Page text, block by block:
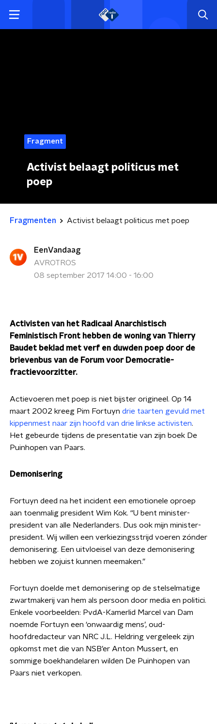
Fragment
Activist belaagt politicus met
poep
Fragmenten Activist belaagt politicus met poep
EenVandaag
AVROTROS
08 september 2017 14:00 - 16:00
Activisten van het Radicaal Anarchistisch
Feministisch Front hebben de woning van Thierry
Baudet beklad met verf en duwden poep door de
brievenbus van de Forum voor Democratie-
fractievoorzitter.
Actievoeren met poep is niet bijster origineel. Op 14
maart 2002 kreeg Pim Fortuyn drie taarten gevuld met
kippenmest naar zijn hoofd van drie linkse activisten.
Het gebeurde tijdens de presentatie van zijn boek De
Puinhopen van Paars.
Demonisering
Fortuyn deed na het incident een emotionele oproep
aan toenmalig president Wim Kok. “U bent minister-
president van alle Nederlanders. Dus ook mijn minister-
president. Wij willen een verkiezingsstrijd voeren zónder
demonisering. Een uitvloeisel van deze demonisering
hebben we zojuist kunnen meemaken.”
Fortuyn doelde met demonisering op de stelselmatige
zwartmakerij van hem als persoon door media en politici.
Enkele voorbeelden: PvdA-Kamerlid Marcel van Dam
noemde Fortuyn een ‘onwaardig mens’, oud-
hoofdredacteur van NRC J.L. Heldring vergeleek zijn
opkomst met die van NSB’er Anton Mussert, en
sommige boekhandelaren wilden De Puinhopen van
Paars niet verkopen.